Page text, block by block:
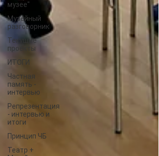
музее"
Музейный
разговорник
Текущие
проекты
ИТОГИ
Частная
память -
интервью
Репрезентация
- интервью и
итоги
Принцип ЧБ
Театр +